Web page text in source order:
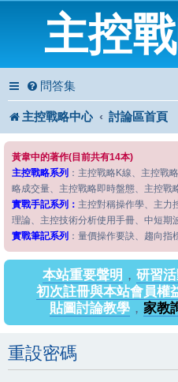
主控
問答集
主控戰略中心 討論區首頁
黃韋中的著作(目前共有14本)
主控戰略系列 ：主控戰略K線、主控戰
略成交量、主控戰略即時盤態、主控戰
實戰手記系列： 主控對稱操作學、主力
理論、主控技術分析使用手冊、中短期
實戰筆記系列 ：量價操作要訣、趨向指
本站重要聲明 ， 研習
初次註冊與本站會員權
貼圖討論教學， 家教
重設密碼